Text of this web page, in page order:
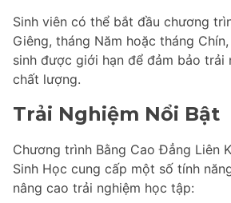
Sinh viên có thể bắt đầu chương
Giêng, tháng Năm hoặc tháng
sinh được giới hạn để đảm bảo trải
chất lượng.
Trải Nghiệm Nổi Bật
Chương trình Bằng Cao Đẳng Liên
Sinh Học cung cấp một số tính
nâng cao trải nghiệm học tập: